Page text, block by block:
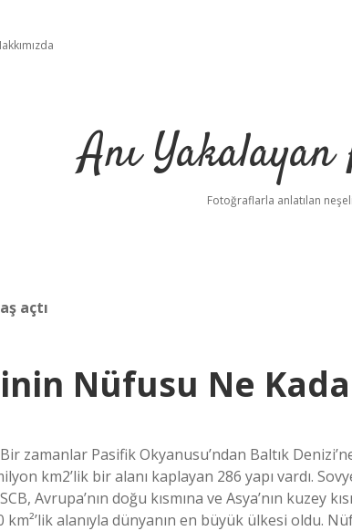
Anı
Fotoğraflarla anlatılan
açtı
Nüfusu Ne
zamanlar Pasifik Okyanusu’ndan Baltık
km2’lik bir alanı kaplayan 286 yapı vardı.
Avrupa’nın doğu kısmına ve Asya’nın kuzey
km²’lik alanıyla dünyanın en büyük ülkesi oldu.